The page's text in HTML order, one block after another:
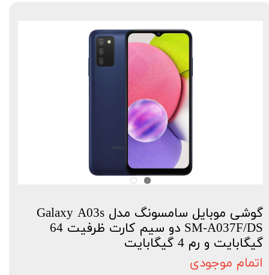
گوشی موبایل سامسونگ مدل Galaxy A03s
SM-A037F/DS دو سیم کارت ظرفیت 64
گیگابایت و رم 4 گیگابایت
اتمام موجودی